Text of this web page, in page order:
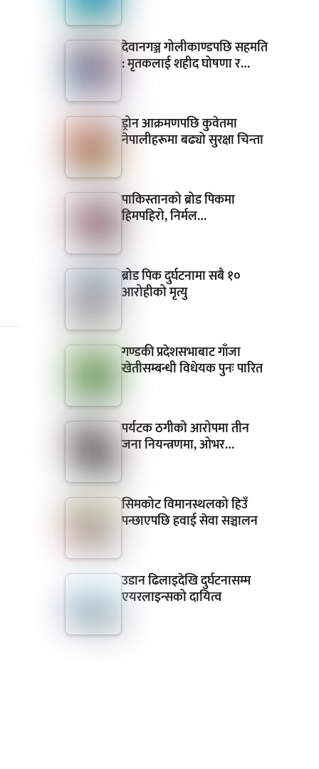
देवानगञ्ज गोलीकाण्डपछि सहमति
: मृतकलाई शहीद घोषणा र…
ड्रोन आक्रमणपछि कुवेतमा
नेपालीहरूमा बढ्यो सुरक्षा चिन्ता
पाकिस्तानको ब्रोड पिकमा
हिमपहिरो, निर्मल…
ब्रोड पिक दुर्घटनामा सबै १०
आरोहीको मृत्यु
गण्डकी प्रदेशसभाबाट गाँजा
खेतीसम्बन्धी विधेयक पुनः पारित
पर्यटक ठगीको आरोपमा तीन
जना नियन्त्रणमा, ओभर…
सिमकोट विमानस्थलको हिउँ
पन्छाएपछि हवाई सेवा सञ्चालन
उडान ढिलाइदेखि दुर्घटनासम्म
एयरलाइन्सको दायित्व